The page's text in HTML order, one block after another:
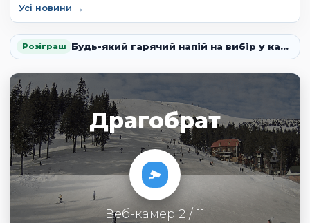
Усі новини →
Розіграш Будь-який гарячий напій на вибір у кав’ярні «Кориця» ☕
Драгобрат
Веб-камер 2 / 11